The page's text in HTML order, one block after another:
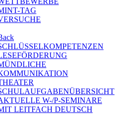
TAG
W-/P-SEMINARE
LEITFACH DEUTSCH